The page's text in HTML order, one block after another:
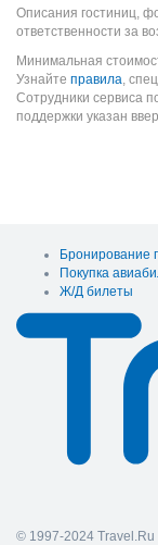
Описания гостиниц,
ответственности за
Минимальная
Узнайте правила,
Сотрудники сервиса
поддержки указан
Бронирование
Покупка
Ж/Д билеты
© 1997-2024 Travel.Ru